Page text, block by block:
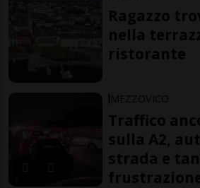
Ragazzo
nella
ristorante
MEZZOVICO
Traffico
sulla A2,
strada e